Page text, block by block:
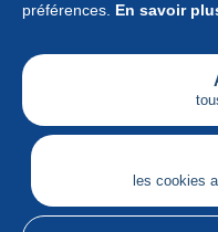
préférences. En savoir
les cookies
Fonctionnalités
Société
Services
Articles